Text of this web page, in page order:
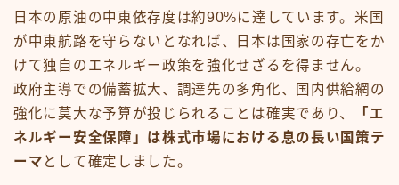
日本の原油の中東依存度は約90%に達しています。米国
が中東航路を守らないとなれば、日本は国家の存亡をか
けて独自のエネルギー政策を強化せざるを得ません。
政府主導での備蓄拡大、調達先の多角化、国内供給網の
強化に莫大な予算が投じられることは確実であり、
「エ
ネルギー安全保障」は株式市場における息の長い国策テ
ーマ として確定しました。